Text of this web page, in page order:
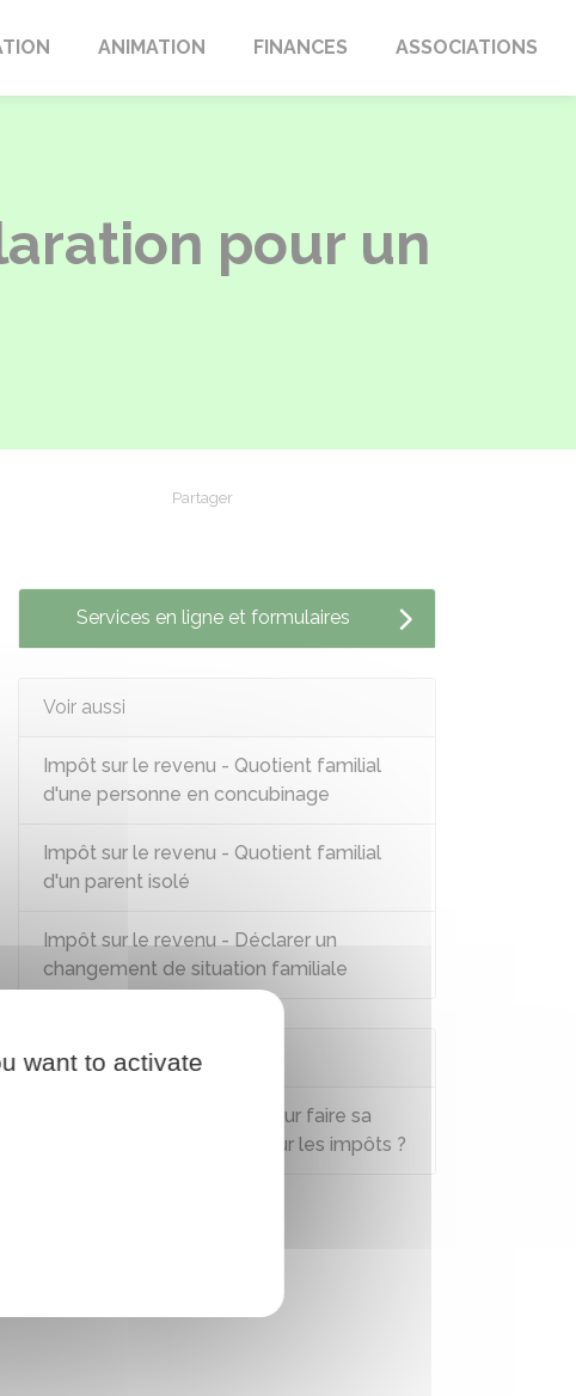
ANIMATION FINANCES ASSOCIATIONS
pour un
Partager
Services en ligne et formulaires
Voir aussi
Impôt sur le revenu - Quotient familial
d'une personne en concubinage
Impôt sur le revenu - Quotient familial
d'un parent isolé
Impôt sur le revenu - Déclarer un
changement de situation familiale
Questions ? Réponses !
Quelle est la date limite pour faire sa
déclaration de revenus pour les impôts ?
want to activate